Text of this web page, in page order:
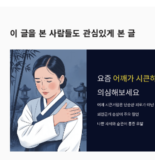
이 글을 본 사람들도 관심있게 본 글